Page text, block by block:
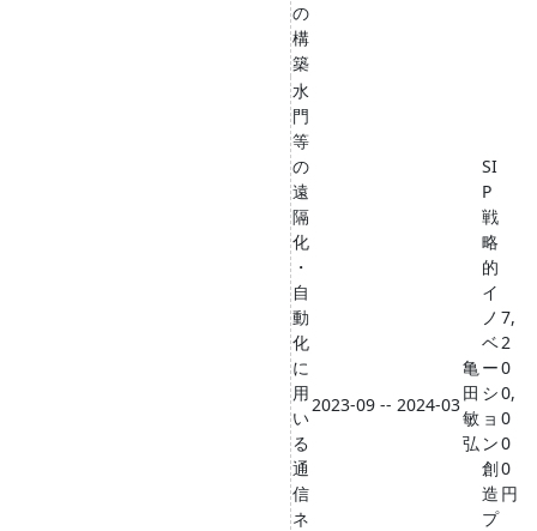
の
構
築
水
門
等
の
遠
隔
化
・
自
動
化
に
用
い
る
通
信
ネ
2023-09 -- 2024-03
亀
田
敏
弘
SI
P
戦
略
的
イ
ノ
ベ
ー
シ
ョ
ン
創
造
プ
7,
2
0
0,
0
0
0
円